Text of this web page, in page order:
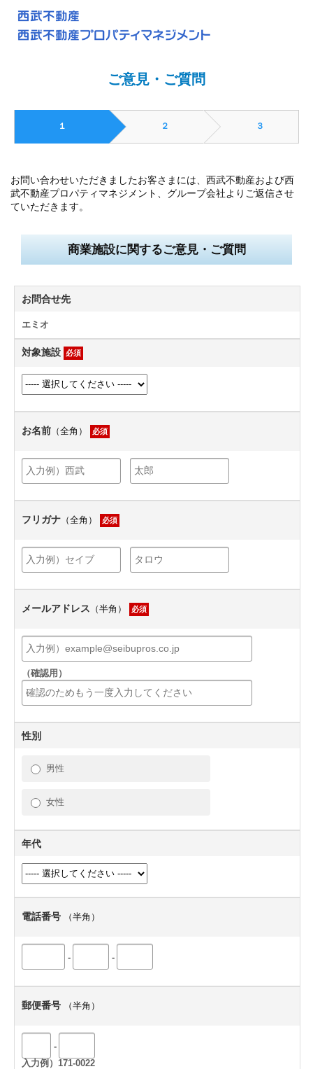
ご意見・ご質問
１ ２ ３
お問い合わせいただきましたお客さまには、西武不動産および西
武不動産プロパティマネジメント、グループ会社よりご返信させ
ていただきます。
商業施設に関するご意見・ご質問
お問合せ先
エミオ
対象施設 必須
お名前 （全角） 必須
フリガナ （全角） 必須
メールアドレス （半角） 必須
（確認用）
性別
男性
女性
年代
電話番号 （半角）
- -
郵便番号 （半角）
-
入力例）171-0022